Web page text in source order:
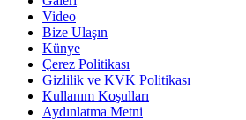
Video
Bize Ulaşın
Künye
Çerez Politikası
Gizlilik ve KVK Politikası
Kullanım Koşulları
Aydınlatma Metni